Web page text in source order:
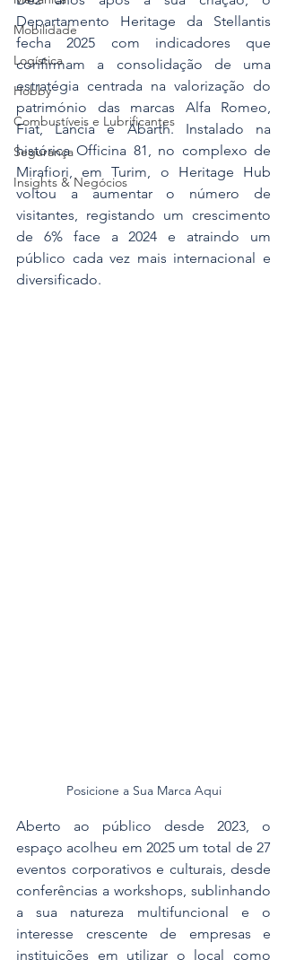
Mobilidade
Logística
Hobby
Combustíveis e Lubrificantes
Segurança
Insights & Negócios
Departamento Heritage da Stellantis
fecha 2025 com indicadores que
confirmam a consolidação de uma
estratégia centrada na valorização do
património das marcas Alfa Romeo,
Fiat, Lancia e Abarth. Instalado na
histórica Officina 81, no complexo de
Mirafiori, em Turim, o Heritage Hub
voltou a aumentar o número de
visitantes, registando um crescimento
de 6% face a 2024 e atraindo um
público cada vez mais internacional e
diversificado.
Posicione a Sua Marca Aqui
Aberto ao público desde 2023, o
espaço acolheu em 2025 um total de 27
eventos corporativos e culturais, desde
conferências a workshops, sublinhando
a sua natureza multifuncional e o
interesse crescente de empresas e
instituições em utilizar o local como